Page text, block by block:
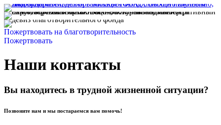
Пожертвовать на благотворительность
Пожертвовать
Наши контакты
Вы находитесь в трудной жизненной ситуации?
Позвоните нам и мы постараемся вам помочь!